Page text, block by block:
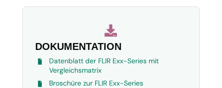

DOKUMENTATION
Datenblatt der FLIR Exx-Series mit
Vergleichsmatrix
Broschüre zur FLIR Exx-Series